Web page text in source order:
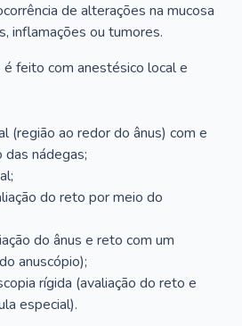
de alterações na mucosa
inflamações ou tumores.
feito com anestésico local e
(região ao redor do ânus) com e
nádegas;
do reto por meio do
do ânus e reto com um
anuscópio);
rígida (avaliação do reto e
especial).